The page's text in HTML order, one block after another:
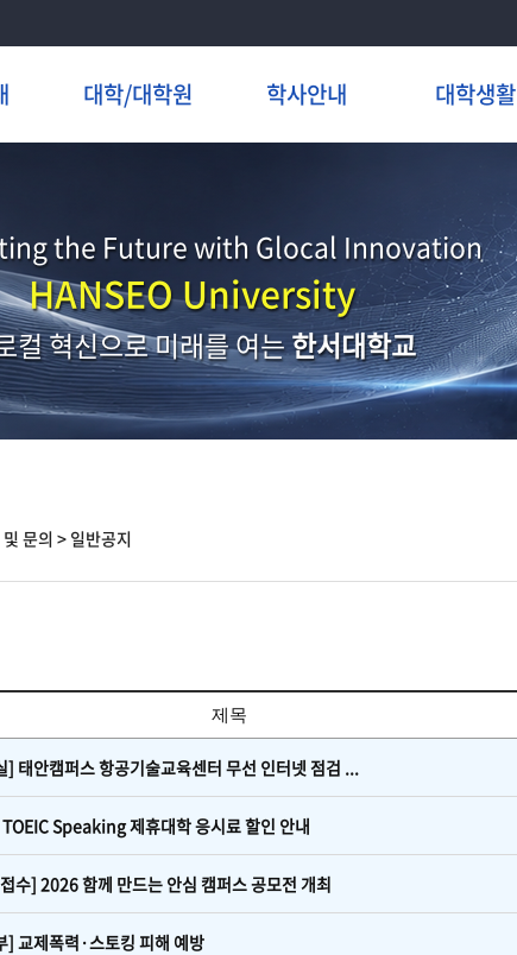
대학/대학원 학사안내 대학생활
the Future with Glocal Innovation
HANSEO University
컬 혁신으로 미래를 여는한서대학교
문의> 일반공지
제목
] 태안캠퍼스 항공기술교육센터 무선 인터넷 점검 ...
Speaking 제휴대학 응시료 할인 안내
수] 2026 함께 만드는 안심 캠퍼스 공모전 개최
] 교제폭력·스토킹 피해 예방